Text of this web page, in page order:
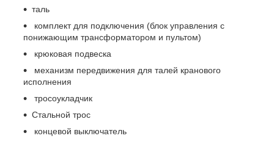
таль
комплект для подключения (блок управления с
понижающим трансформатором и пультом)
крюковая подвеска
механизм передвижения для талей кранового
исполнения
тросоукладчик
Стальной трос
концевой выключатель